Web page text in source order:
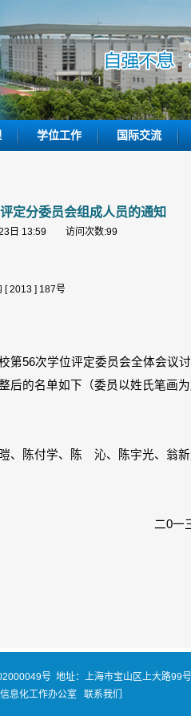
学位工作 国际交流
定分委员会组成人员的通知
23日 13:59 访问次数:99
[ 2013 ] 187号
56次学位评定委员会全体会议
的名单如下（委员以姓氏笔画为
陈付学、陈 沁、陈宇光、翁新
二0一
号地址：上海市宝山区上大路99
息化工作办公室 联系我们